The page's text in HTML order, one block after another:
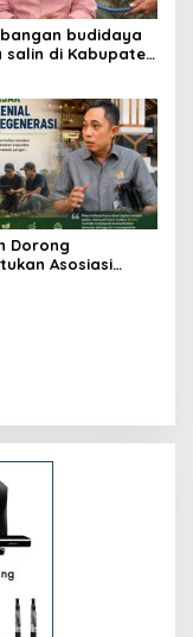
budidaya
salin di Kabupaten
Dorong
Asosiasi